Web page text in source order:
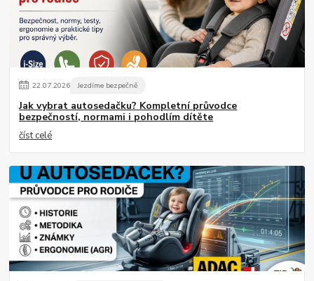
22.07.2026 Jezdíme bezpečně
Jak vybrat autosedačku? Kompletní průvodce
bezpečností, normami i pohodlím dítěte
číst celé